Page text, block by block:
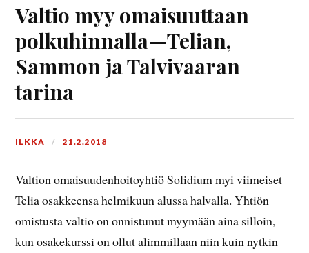
Valtio myy omaisuuttaan
polkuhinnalla—Telian,
Sammon ja Talvivaaran
tarina
ILKKA 21.2.2018
Valtion omaisuudenhoitoyhtiö Solidium myi viimeiset
Telia osakkeensa helmikuun alussa halvalla. Yhtiön
omistusta valtio on onnistunut myymään aina silloin,
kun osakekurssi on ollut alimmillaan niin kuin nytkin